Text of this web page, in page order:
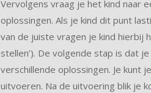
Vervolgens vraag je het kind naar
oplossingen. Als je kind dit punt
van de juiste vragen je kind hierbij
stellen’). De volgende stap is dat
verschillende oplossingen. Je kunt
uitvoeren. Na de uitvoering blik je